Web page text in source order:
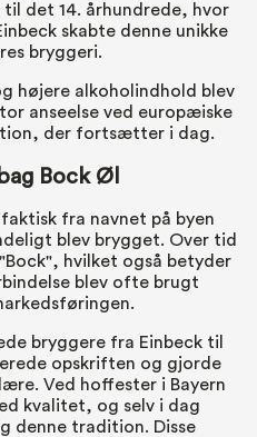
til det 14. århundrede, hvor
skabte denne unikke
bryggeri.
højere alkoholindhold blev
anseelse ved europæiske
der fortsætter i dag.
Bock Øl
fra navnet på byen
blev brygget. Over tid
hvilket også betyder
blev ofte brugt
bryggere fra Einbeck til
opskriften og gjorde
Ved hoffester i Bayern
kvalitet, og selv i dag
denne tradition. Disse